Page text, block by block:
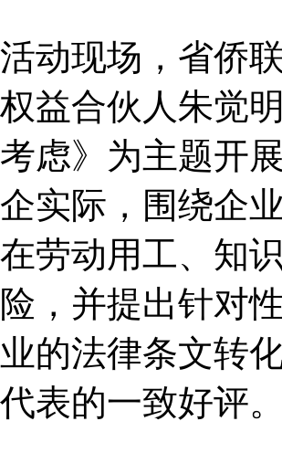
活动现场，省侨
权益合伙人朱觉
考虑》为主题开
企实际，围绕企
在劳动用工、知
险，并提出针对
业的法律条文转
代表的一致好评。